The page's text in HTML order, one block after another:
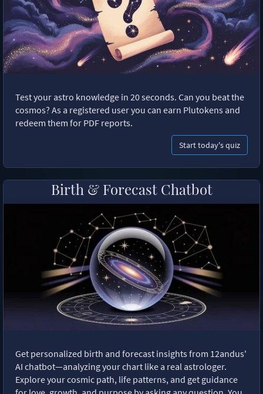
Test your astro knowledge in 20 seconds. Can you beat the
cosmos? As a registered user you can earn Plutokens and
redeem them for PDF reports.
Start today's quiz
Birth & Forecast Chatbot
Get personalized birth and forecast insights from 12andus'
AI chatbot—analyzing your chart like a real astrologer.
Explore your cosmic path, life patterns, and get guidance